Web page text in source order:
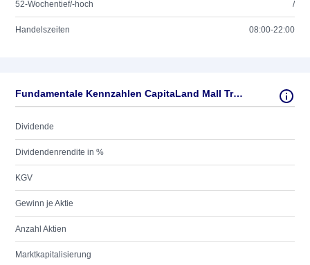
52-Wochentief/-hoch /
Handelszeiten 08:00-22:00
Fundamentale Kennzahlen CapitaLand Mall Trust
Dividende
Dividendenrendite in %
KGV
Gewinn je Aktie
Anzahl Aktien
Marktkapitalisierung